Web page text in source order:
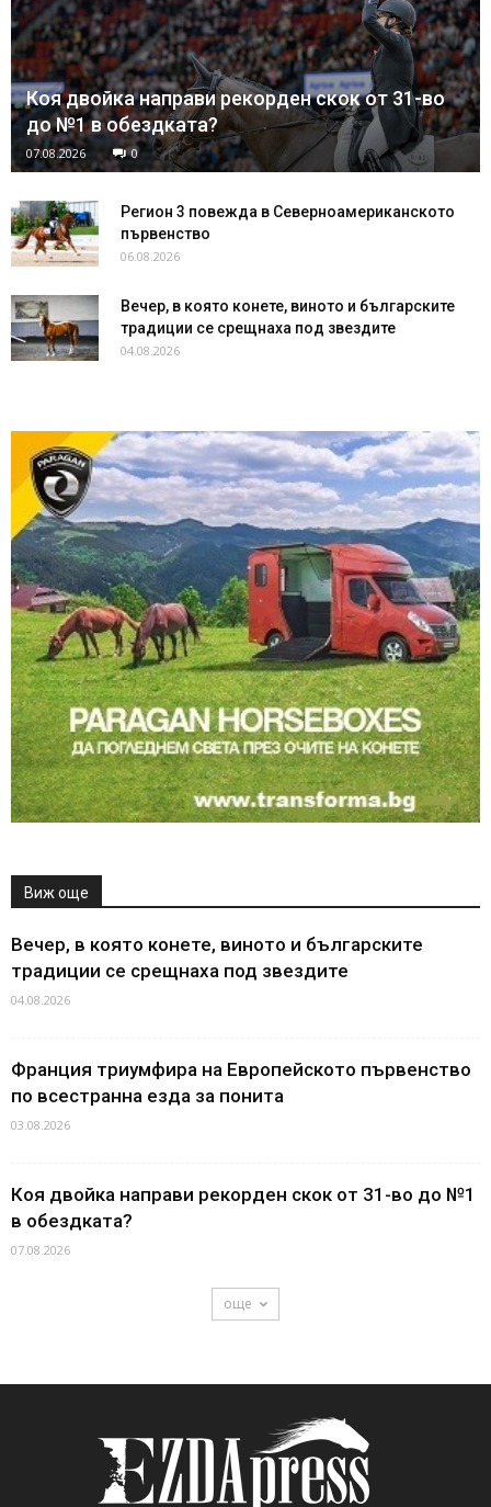
Коя двойка направи рекорден скок от 31-во
до №1 в обездката?
07.08.2026 0
Регион 3 повежда в Северноамериканското
първенство
06.08.2026
Вечер, в която конете, виното и българските
традиции се срещнаха под звездите
04.08.2026
Виж още
Вечер, в която конете, виното и българските
традиции се срещнаха под звездите
04.08.2026
Франция триумфира на Европейското първенство
по всестранна езда за понита
03.08.2026
Коя двойка направи рекорден скок от 31-во до №1
в обездката?
07.08.2026
още